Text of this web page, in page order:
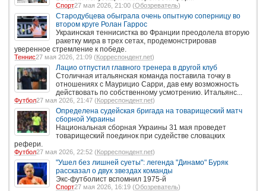
Спорт27 мая 2026, 21:00 (Обозреватель)
Стародубцева обыграла очень опытную соперницу во
втором круге Ролан Гаррос
Украинская теннисистка во Франции преодолела вторую
ракетку мира в трех сетах, продемонстрировав
уверенное стремление к победе.
Теннис27 мая 2026, 21:09 (Корреспондент.net)
Лацио отпустил главного тренера в другой клуб
Столичная итальянская команда поставила точку в
отношениях с Маурицио Сарри, дав ему возможность
действовать по собственному усмотрению. Итальянс...
Футбол27 мая 2026, 21:47 (Корреспондент.net)
Определена судейская бригада на товарищеский матч
сборной Украины
Национальная сборная Украины 31 мая проведет
товарищеский поединок при судействе словацких
рефери.
Футбол27 мая 2026, 22:52 (Корреспондент.net)
"Ушел без лишней суеты": легенда "Динамо" Буряк
рассказал о двух звездах команды
Экс-футболист вспомнил 1975-й
Спорт27 мая 2026, 16:19 (Обозреватель)